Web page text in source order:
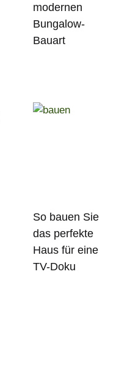
modernen
Bungalow-
Bauart
So bauen Sie
das perfekte
Haus für eine
TV-Doku